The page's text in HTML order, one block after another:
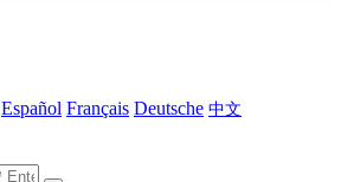
Español Français Deutsche 中文